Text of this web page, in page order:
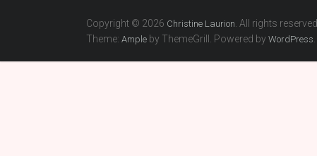
Copyright © 2026 Christine Laurion . All rights reserved.
Theme: Ample by ThemeGrill. Powered by WordPress